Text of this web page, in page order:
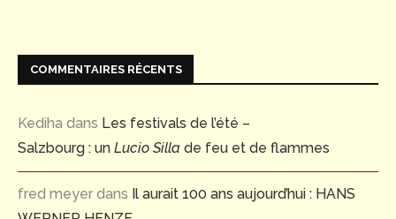
COMMENTAIRES RÉCENTS
Kediha dans Les festivals de l’été –
Salzbourg : un Lucio Silla de feu et de flammes
fred meyer dans Il aurait 100 ans aujourd’hui : HANS